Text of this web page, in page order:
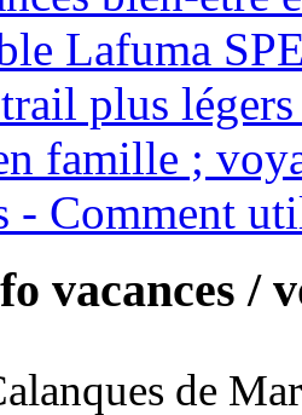
Lafuma
plus
famille ;
- Comment
vacances /
de